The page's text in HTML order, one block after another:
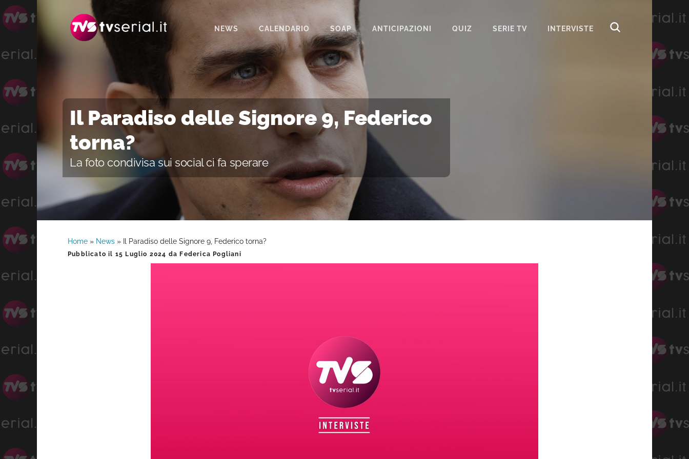
navigazione
contenuto
NEWS CALENDARIO SOAP
BEAUTIFUL
IL PARADISO DELLE SIGNORE
SEGRETI DI FAMIGLIA
TEMPESTA D’AMORE
UN POSTO AL SOLE
ANTICIPAZIONI QUIZ SERIE TV INTERVISTE
Il Paradiso delle Signore 9, Federico
torna?
La foto condivisa sui social ci fa sperare
Home » News » Il Paradiso delle Signore 9, Federico torna?
Pubblicato il 15 Luglio 2024 da Federica Pogliani
Barra